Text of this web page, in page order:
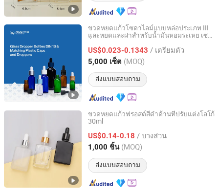
ขวดหยดแก้วโซดาไลม์แบบหล่อประเภท III
และหยดและฝาสำหรับน้ำมันหอมระเหย เซ
US$0.023-0.1343 / เตรียมตัว
5,000 เซ็ต (MOQ)
ส่งแบบสอบถาม
Advantrio Packaging (Shandong) LLC
Shandong, China อัตราจาก 2024
ขวดหยดแก้วฟรอสต์สีดำด้านที่ปรับแต่งโลโก้
30ml
US$0.14-0.18 / บางส่วน
1,000 ชิ้น (MOQ)
ส่งแบบสอบถาม
Shandong Well Pack Industry Co., Ltd
Shandong, China อัตราจาก 2023